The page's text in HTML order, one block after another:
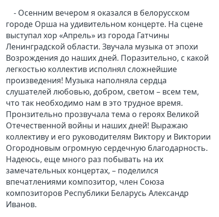
- Осенним вечером я оказался в белорусском
городе Орша на удивительном концерте. На сцене
выступал хор «Апрель» из города Гатчины
Ленинградской области. Звучала музыка от эпохи
Возрождения до наших дней. Поразительно, с какой
легкостью коллектив исполнял сложнейшие
произведения! Музыка наполняла сердца
слушателей любовью, добром, светом – всем тем,
что так необходимо нам в это трудное время.
Пронзительно прозвучала тема о героях Великой
Отечественной войны и наших дней! Выражаю
коллективу и его руководителям Виктору и Виктории
Огородновым огромную сердечную благодарность.
Надеюсь, еще много раз побывать на их
замечательных концертах, – поделился
впечатлениями композитор, член Союза
композиторов Республики Беларусь Александр
Иванов.